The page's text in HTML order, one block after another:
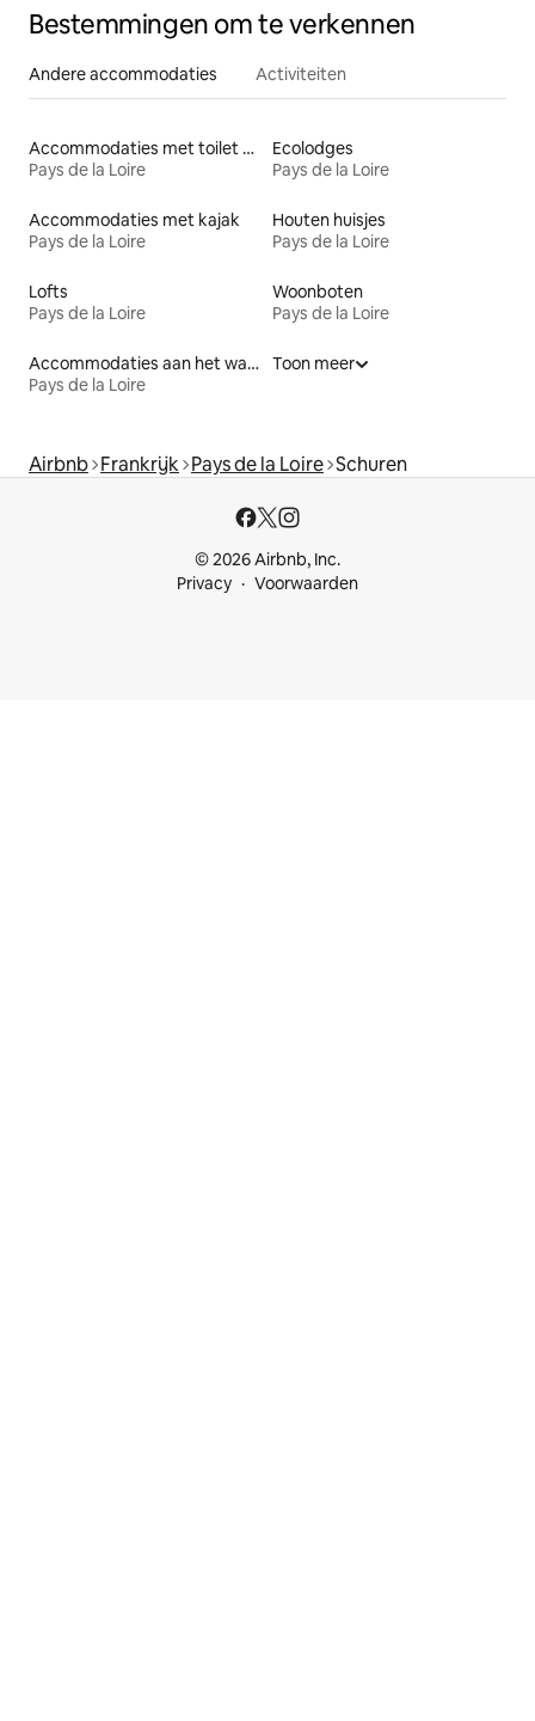
Bestemmingen om te verkennen
Andere accommodaties Activiteiten
Accommodaties met toilet op toegankelijke hoogte
Pays de la Loire
Ecolodges
Pays de la Loire
Accommodaties met kajak
Pays de la Loire
Houten huisjes
Pays de la Loire
Lofts
Pays de la Loire
Woonboten
Pays de la Loire
Accommodaties aan het water
Pays de la Loire
Toon meer
Airbnb Frankrijk Pays de la Loire Schuren
© 2026 Airbnb, Inc.
Privacy
Voorwaarden